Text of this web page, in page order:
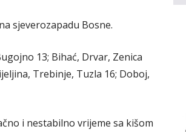
sjeverozapadu Bosne.
13; Bihać, Drvar, Zenica
Trebinje, Tuzla 16; Doboj,
i nestabilno vrijeme sa kišom